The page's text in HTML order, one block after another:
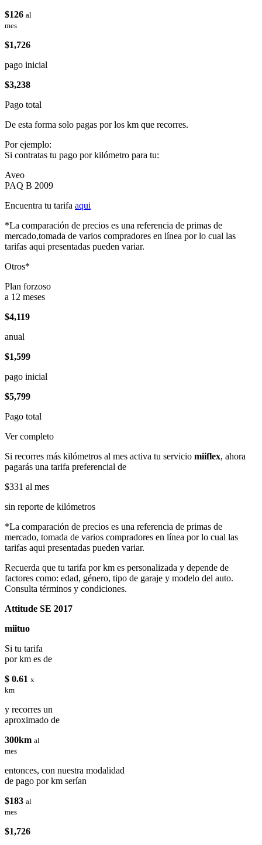
$126 al
mes
$1,726
pago inicial
$3,238
Pago total
De esta forma solo pagas por los km que recorres.
Por ejemplo:
Si contratas tu pago por kilómetro para tu:
Aveo
PAQ B 2009
Encuentra tu tarifa aqui
*La comparación de precios es una referencia de primas de
mercado,tomada de varios compradores en línea por lo cual las
tarifas aqui presentadas pueden variar.
Otros*
Plan forzoso
a 12 meses
$4,119
anual
$1,599
pago inicial
$5,799
Pago total
Ver completo
Si recorres más kilómetros al mes activa tu servicio miiflex, ahora
pagarás una tarifa preferencial de
$331 al mes
sin reporte de kilómetros
*La comparación de precios es una referencia de primas de
mercado, tomada de varios compradores en línea por lo cual las
tarifas aqui presentadas pueden variar.
Recuerda que tu tarifa por km es personalizada y depende de
factores como: edad, género, tipo de garaje y modelo del auto.
Consulta términos y condiciones.
Attitude SE 2017
miituo
Si tu tarifa
por km es de
$ 0.61 x
km
y recorres un
aproximado de
300km al
mes
entonces, con nuestra modalidad
de pago por km serían
$183 al
mes
$1,726